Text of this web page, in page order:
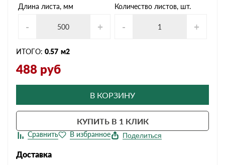
Длина листа, мм
- +
Количество листов, шт.
- +
ИТОГО: 0.57 м2
488 руб
В КОРЗИНУ
КУПИТЬ В 1 КЛИК
Поделиться
Доставка